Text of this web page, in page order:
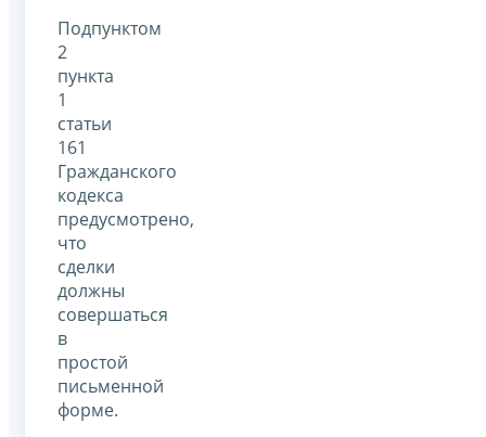
Подпунктом
2
пункта
1
статьи
161
Гражданского
кодекса
предусмотрено,
что
сделки
должны
совершаться
в
простой
письменной
форме.